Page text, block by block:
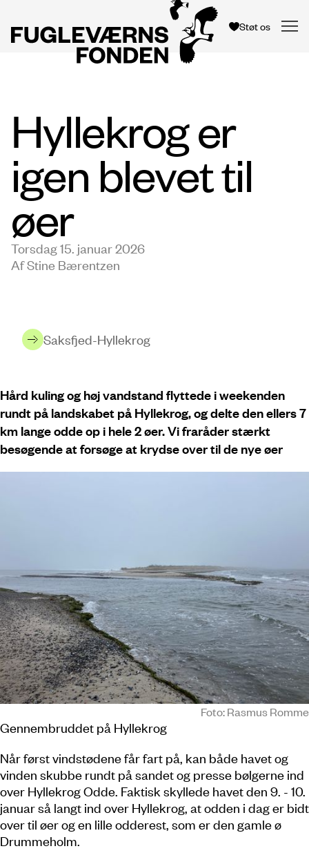
Støt os
Hyllekrog er
igen blevet til
øer
Torsdag 15. januar 2026
Af Stine Bærentzen
Saksfjed-Hyllekrog
Hård kuling og høj vandstand flyttede i weekenden
rundt på landskabet på Hyllekrog, og delte den ellers 7
km lange odde op i hele 2 øer. Vi fraråder stærkt
besøgende at forsøge at krydse over til de nye øer
Foto: Rasmus Romme
Gennembruddet på Hyllekrog
Når først vindstødene får fart på, kan både havet og
vinden skubbe rundt på sandet og presse bølgerne ind
over Hyllekrog Odde. Faktisk skyllede havet den 9. - 10.
januar så langt ind over Hyllekrog, at odden i dag er bidt
over til øer og en lille odderest, som er den gamle ø
Drummeholm.